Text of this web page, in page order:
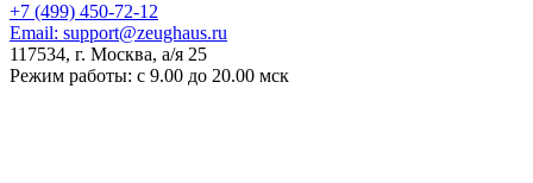
+7 (499) 450-72-12
Email: support@zeughaus.ru
117534, г. Москва, а/я 25
Режим работы: с 9.00 до 20.00 мск